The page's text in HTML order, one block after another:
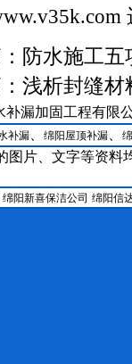
防水施工五
浅析封缝材
漏加固工程有限
补漏 绵阳屋顶补漏
图片、文字等资料
绵阳新喜保洁公司 绵阳信